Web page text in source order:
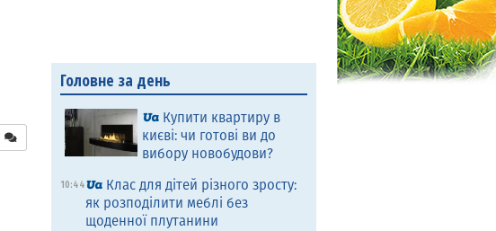
Головне за день
Купити квартиру в
києві: чи готові ви до
вибору новобудови?
10:44
Клас для дітей різного зросту:
як розподілити меблі без
щоденної плутанини